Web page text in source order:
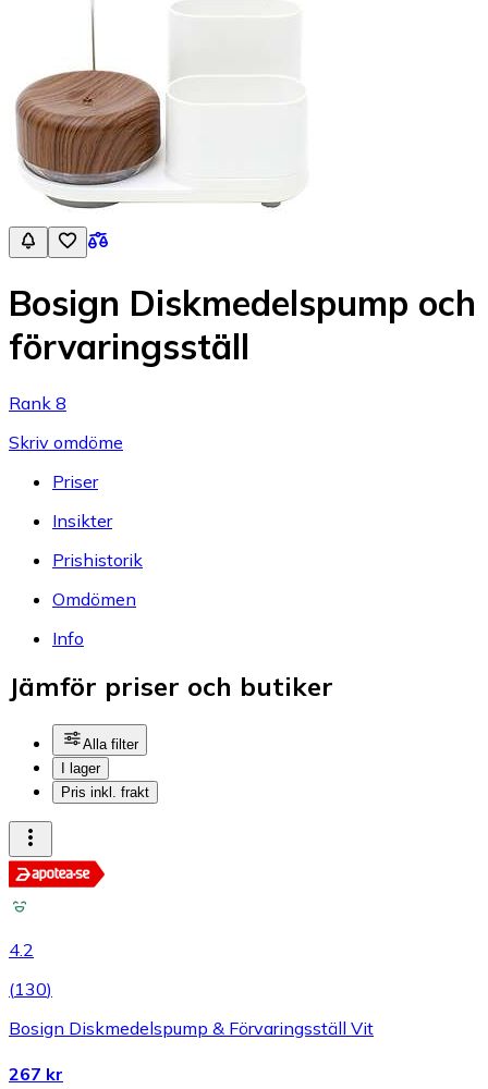
Bosign Diskmedelspump och
förvaringsställ
Rank 8
Skriv omdöme
Priser
Insikter
Prishistorik
Omdömen
Info
Jämför priser och butiker
Alla filter
I lager
Pris inkl. frakt
4.2
(130)
Bosign Diskmedelspump & Förvaringsställ Vit
267 kr